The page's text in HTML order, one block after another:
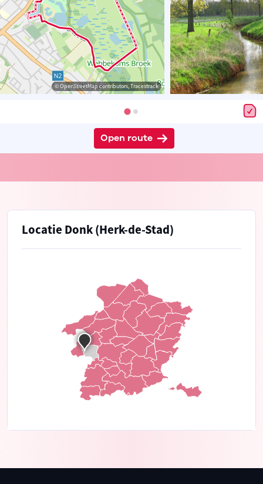
© OpenStreetMap contributors, Tracestrack
Open route
Locatie Donk (Herk-de-Stad)